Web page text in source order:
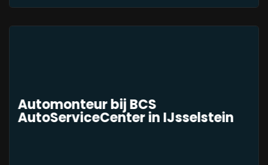
Automonteur bij BCS
AutoServiceCenter in IJsselstein